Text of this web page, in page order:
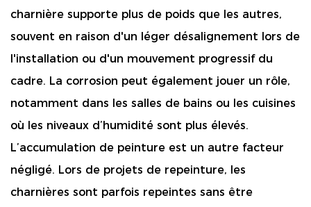
charnière supporte plus de poids que les autres,
souvent en raison d'un léger désalignement lors de
l'installation ou d'un mouvement progressif du
cadre. La corrosion peut également jouer un rôle,
notamment dans les salles de bains ou les cuisines
où les niveaux d’humidité sont plus élevés.
L’accumulation de peinture est un autre facteur
négligé. Lors de projets de repeinture, les
charnières sont parfois repeintes sans être